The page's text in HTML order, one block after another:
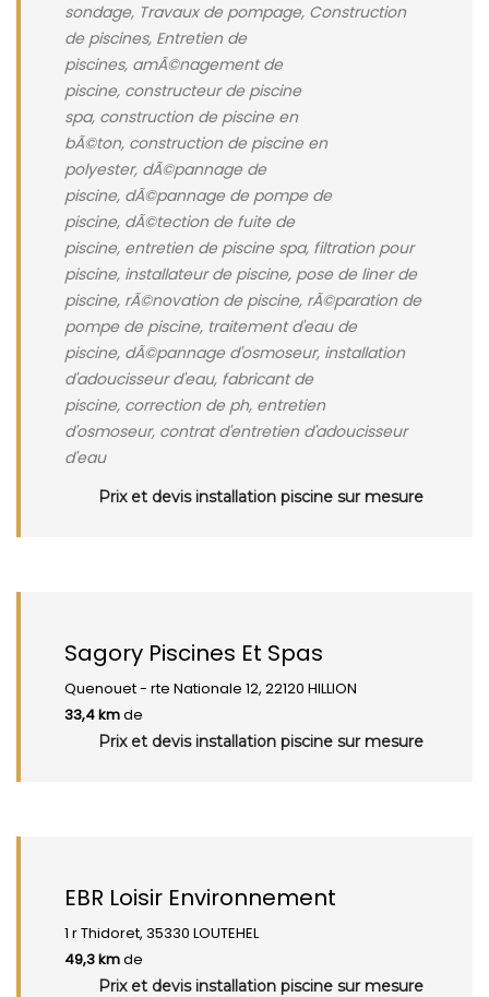
sondage, Travaux de pompage, Construction
de piscines, Entretien de
piscines, amÃ©nagement de
piscine, constructeur de piscine
spa, construction de piscine en
bÃ©ton, construction de piscine en
polyester, dÃ©pannage de
piscine, dÃ©pannage de pompe de
piscine, dÃ©tection de fuite de
piscine, entretien de piscine spa, filtration pour
piscine, installateur de piscine, pose de liner de
piscine, rÃ©novation de piscine, rÃ©paration de
pompe de piscine, traitement d'eau de
piscine, dÃ©pannage d'osmoseur, installation
d'adoucisseur d'eau, fabricant de
piscine, correction de ph, entretien
d'osmoseur, contrat d'entretien d'adoucisseur
d'eau
Prix et devis installation piscine sur mesure
Sagory Piscines Et Spas
Quenouet - rte Nationale 12, 22120 HILLION
33,4 kmde
Prix et devis installation piscine sur mesure
EBR Loisir Environnement
1 r Thidoret, 35330 LOUTEHEL
49,3 kmde
Prix et devis installation piscine sur mesure